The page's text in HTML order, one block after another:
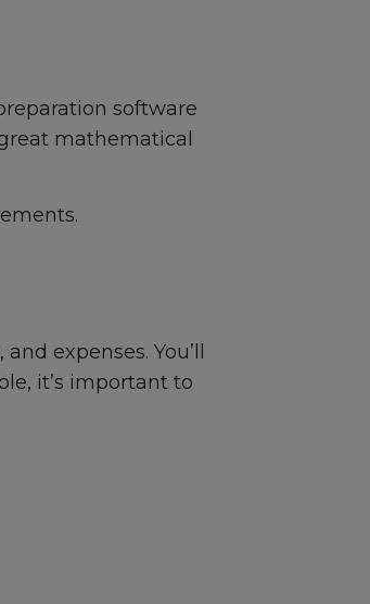
software
mathematical
expenses. You’ll
it’s important to